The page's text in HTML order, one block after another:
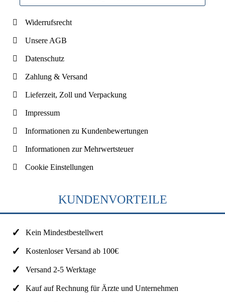
Widerrufsrecht
Unsere AGB
Datenschutz
Zahlung & Versand
Lieferzeit, Zoll und Verpackung
Impressum
Informationen zu Kundenbewertungen
Informationen zur Mehrwertsteuer
Cookie Einstellungen
KUNDENVORTEILE
Kein Mindestbestellwert
Kostenloser Versand ab 100€
Versand 2-5 Werktage
Kauf auf Rechnung für Ärzte und Unternehmen